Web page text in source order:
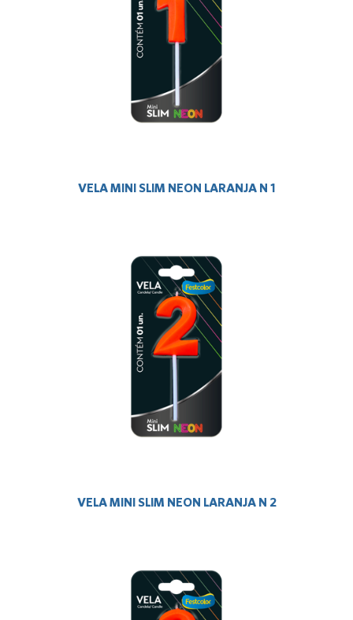
VELA MINI SLIM NEON LARANJA N 1
VELA MINI SLIM NEON LARANJA N 2